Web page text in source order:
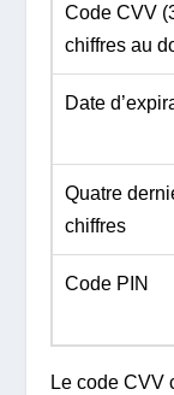
Code CVV
chiffres au
Date
Quatre
chiffres
Code PIN
Le code CVV